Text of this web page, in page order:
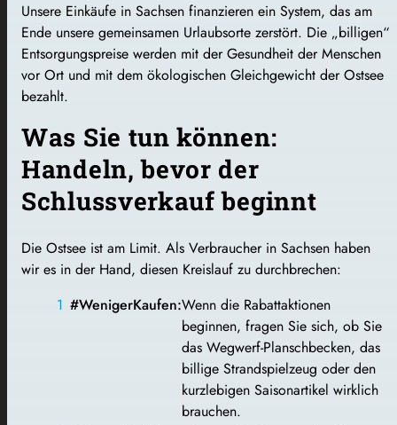
Unsere Einkäufe in Sachsen finanzieren ein System, das am
Ende unsere gemeinsamen Urlaubsorte zerstört. Die „billigen“
Entsorgungspreise werden mit der Gesundheit der Menschen
vor Ort und mit dem ökologischen Gleichgewicht der Ostsee
bezahlt.
Was Sie tun können:
Handeln, bevor der
Schlussverkauf beginnt
Die Ostsee ist am Limit. Als Verbraucher in Sachsen haben
wir es in der Hand, diesen Kreislauf zu durchbrechen:
#WenigerKaufen:Wenn die Rabattaktionen
beginnen, fragen Sie sich, ob Sie
das Wegwerf-Planschbecken, das
billige Strandspielzeug oder den
kurzlebigen Saisonartikel wirklich
brauchen.